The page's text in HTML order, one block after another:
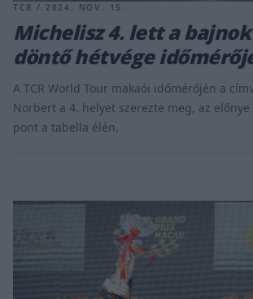
TCR / 2024. NOV. 15.
Michelisz 4. lett a
döntő hétvége
A TCR World Tour makaói időmérőjén a
Norbert a 4. helyet szerezte meg, az
pont a tabella élén.